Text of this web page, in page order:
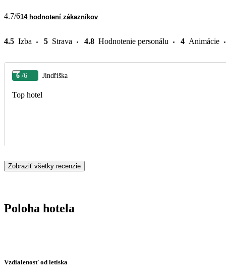
4.7/614 hodnotení zákazníkov
4.5 Izba 5 Strava 4.8 Hodnotenie personálu 4 Animácie
6 /6 Jindřiška
Top hotel
Zobraziť všetky recenzie
Poloha hotela
Vzdialenosť od letiska